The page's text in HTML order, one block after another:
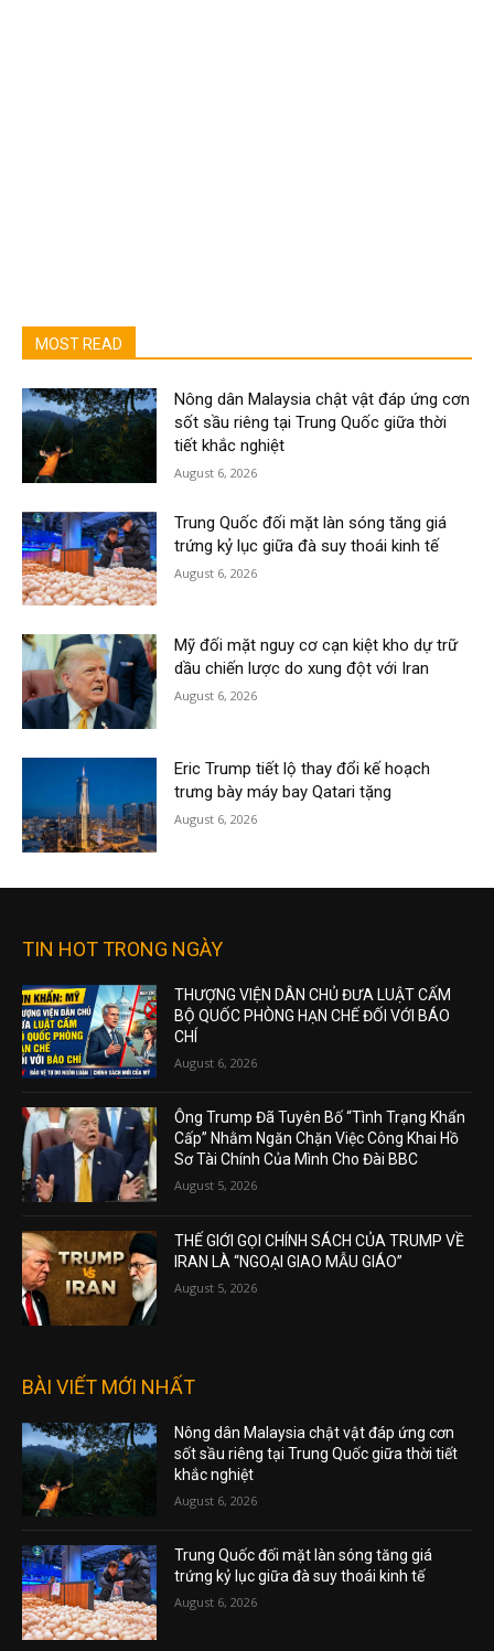
MOST READ
Nông dân Malaysia chật vật đáp ứng cơn
sốt sầu riêng tại Trung Quốc giữa thời
tiết khắc nghiệt
August 6, 2026
Trung Quốc đối mặt làn sóng tăng giá
trứng kỷ lục giữa đà suy thoái kinh tế
August 6, 2026
Mỹ đối mặt nguy cơ cạn kiệt kho dự trữ
dầu chiến lược do xung đột với Iran
August 6, 2026
Eric Trump tiết lộ thay đổi kế hoạch
trưng bày máy bay Qatari tặng
August 6, 2026
TIN HOT TRONG NGÀY
THƯỢNG VIỆN DÂN CHỦ ĐƯA LUẬT CẤM
BỘ QUỐC PHÒNG HẠN CHẾ ĐỐI VỚI BÁO
CHÍ
August 6, 2026
Ông Trump Đã Tuyên Bố “Tình Trạng Khẩn
Cấp” Nhằm Ngăn Chặn Việc Công Khai Hồ
Sơ Tài Chính Của Mình Cho Đài BBC
August 5, 2026
THẾ GIỚI GỌI CHÍNH SÁCH CỦA TRUMP VỀ
IRAN LÀ “NGOẠI GIAO MẪU GIÁO”
August 5, 2026
BÀI VIẾT MỚI NHẤT
Nông dân Malaysia chật vật đáp ứng cơn
sốt sầu riêng tại Trung Quốc giữa thời tiết
khắc nghiệt
August 6, 2026
Trung Quốc đối mặt làn sóng tăng giá
trứng kỷ lục giữa đà suy thoái kinh tế
August 6, 2026